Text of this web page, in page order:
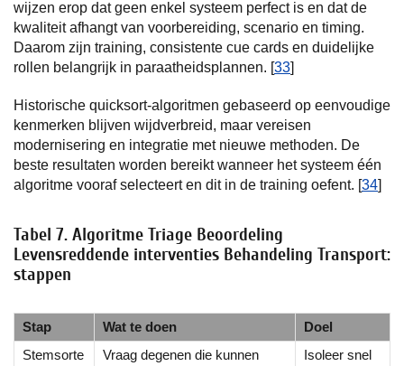
wijzen erop dat geen enkel systeem perfect is en dat de
kwaliteit afhangt van voorbereiding, scenario en timing.
Daarom zijn training, consistente cue cards en duidelijke
rollen belangrijk in paraatheidsplannen. [33]
Historische quicksort-algoritmen gebaseerd op eenvoudige
kenmerken blijven wijdverbreid, maar vereisen
modernisering en integratie met nieuwe methoden. De
beste resultaten worden bereikt wanneer het systeem één
algoritme vooraf selecteert en dit in de training oefent. [34]
Tabel 7. Algoritme Triage Beoordeling
Levensreddende interventies Behandeling Transport:
stappen
Stap Wat te doen
Doel
Stemsorte
Vraag degenen die kunnen
Isoleer snel